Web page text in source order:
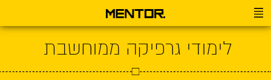
לימודי גרפיקה ממוחשבת